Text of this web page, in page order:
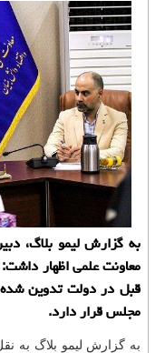
به گزارش لیمو بلاگ،
معاونت علمی اظهار
قبل در دولت تدوین
مجلس قرار دارد.
به گزارش لیمو بلاگ به